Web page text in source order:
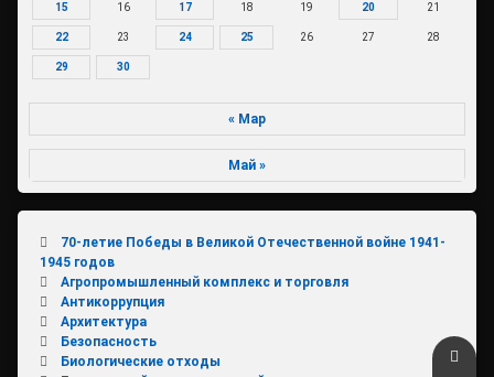
15 16 17 18 19 20 21
22 23 24 25 26 27 28
29 30
« Мар
Май »
70-летие Победы в Великой Отечественной войне 1941-
1945 годов
Агропромышленный комплекс и торговля
Антикоррупция
Архитектура
Безопасность
Биологические отходы